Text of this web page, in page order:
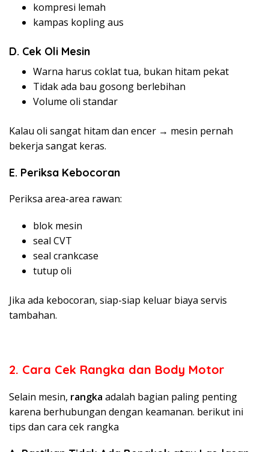
kompresi lemah
kampas kopling aus
D. Cek Oli Mesin
Warna harus coklat tua, bukan hitam pekat
Tidak ada bau gosong berlebihan
Volume oli standar
Kalau oli sangat hitam dan encer → mesin pernah
bekerja sangat keras.
E. Periksa Kebocoran
Periksa area-area rawan:
blok mesin
seal CVT
seal crankcase
tutup oli
Jika ada kebocoran, siap-siap keluar biaya servis
tambahan.
2. Cara Cek Rangka dan Body Motor
Selain mesin, rangka adalah bagian paling penting
karena berhubungan dengan keamanan. berikut ini
tips dan cara cek rangka